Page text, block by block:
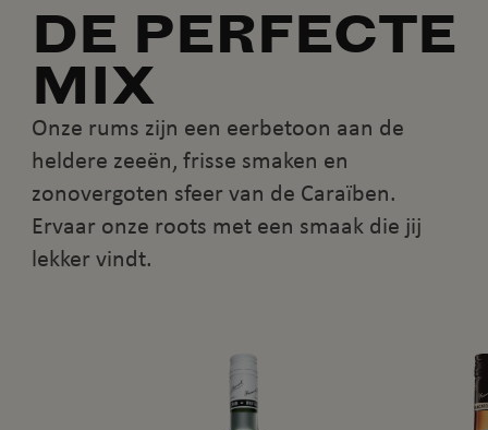
DE PERFECTE
MIX
Onze rums zijn een eerbetoon aan de
heldere zeeën, frisse smaken en
zonovergoten sfeer van de Caraïben.
Ervaar onze roots met een smaak die jij
lekker vindt.